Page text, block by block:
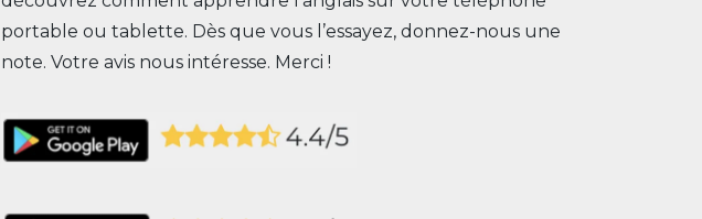
portable ou tablette. Dès que vous l’essayez, donnez-nous une
note. Votre avis nous intéresse. Merci !